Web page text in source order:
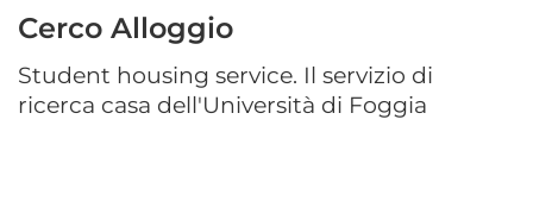
Cerco Alloggio
Student housing service. Il servizio di
ricerca casa dell'Università di Foggia